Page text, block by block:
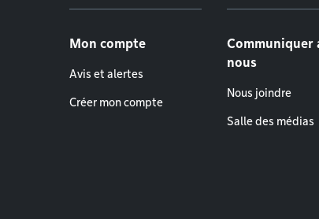
Mon compte
Avis et alertes
Créer mon compte
Communiquer
nous
Nous joindre
Salle des médias